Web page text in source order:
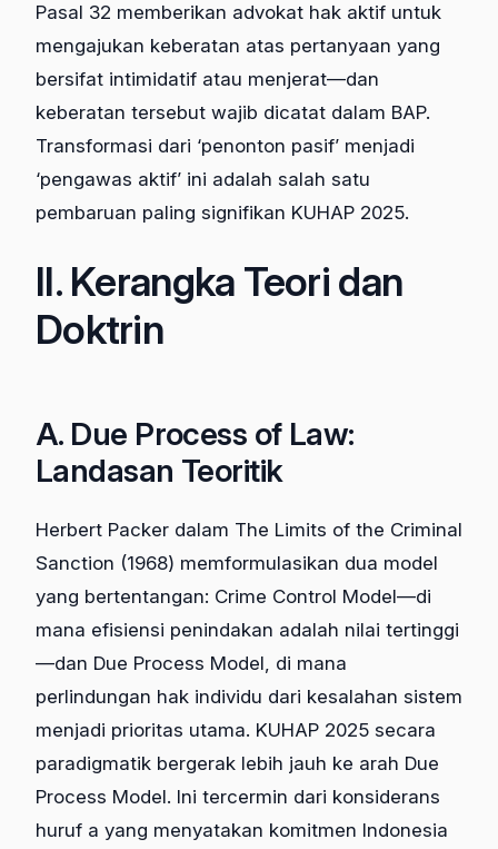
Pasal 32 memberikan advokat hak aktif untuk
mengajukan keberatan atas pertanyaan yang
bersifat intimidatif atau menjerat—dan
keberatan tersebut wajib dicatat dalam BAP.
Transformasi dari ‘penonton pasif’ menjadi
‘pengawas aktif’ ini adalah salah satu
pembaruan paling signifikan KUHAP 2025.
II. Kerangka Teori dan
Doktrin
A. Due Process of Law:
Landasan Teoritik
Herbert Packer dalam The Limits of the Criminal
Sanction (1968) memformulasikan dua model
yang bertentangan: Crime Control Model—di
mana efisiensi penindakan adalah nilai tertinggi
—dan Due Process Model, di mana
perlindungan hak individu dari kesalahan sistem
menjadi prioritas utama. KUHAP 2025 secara
paradigmatik bergerak lebih jauh ke arah Due
Process Model. Ini tercermin dari konsiderans
huruf a yang menyatakan komitmen Indonesia